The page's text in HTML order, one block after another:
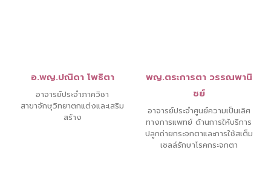
อ.พญ.ปณิดา โพธิตา
อาจารย์ประจำภาควิชา
สาขาจักษุวิทยาตกแต่งและเสริม
สร้าง
พญ.ตระการตา วรรณพานิ
ชย์
อาจารย์ประจำศูนย์ความเป็นเลิศ
ทางการแพทย์ ด้านการให้บริการ
ปลูกถ่ายกระจกตาและการใช้สเต็ม
เซลล์รักษาโรคกระจกตา